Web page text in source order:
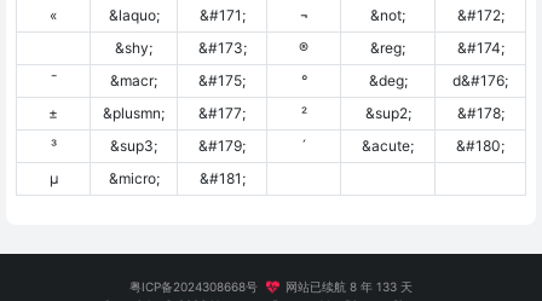
«
&laquo; &#171; ¬ &not;
&#172;
&shy;
&#173; ® &reg;
&#174;
¯
&macr; &#175; ° &deg;
d&#176;
±
&plusmn; &#177; ² &sup2;
&#178;
³
&sup3; &#179; ´ &acute;
&#180;
µ
&micro; &#181;
粤ICP备2024308668号
网站已续航 8 年 133 天